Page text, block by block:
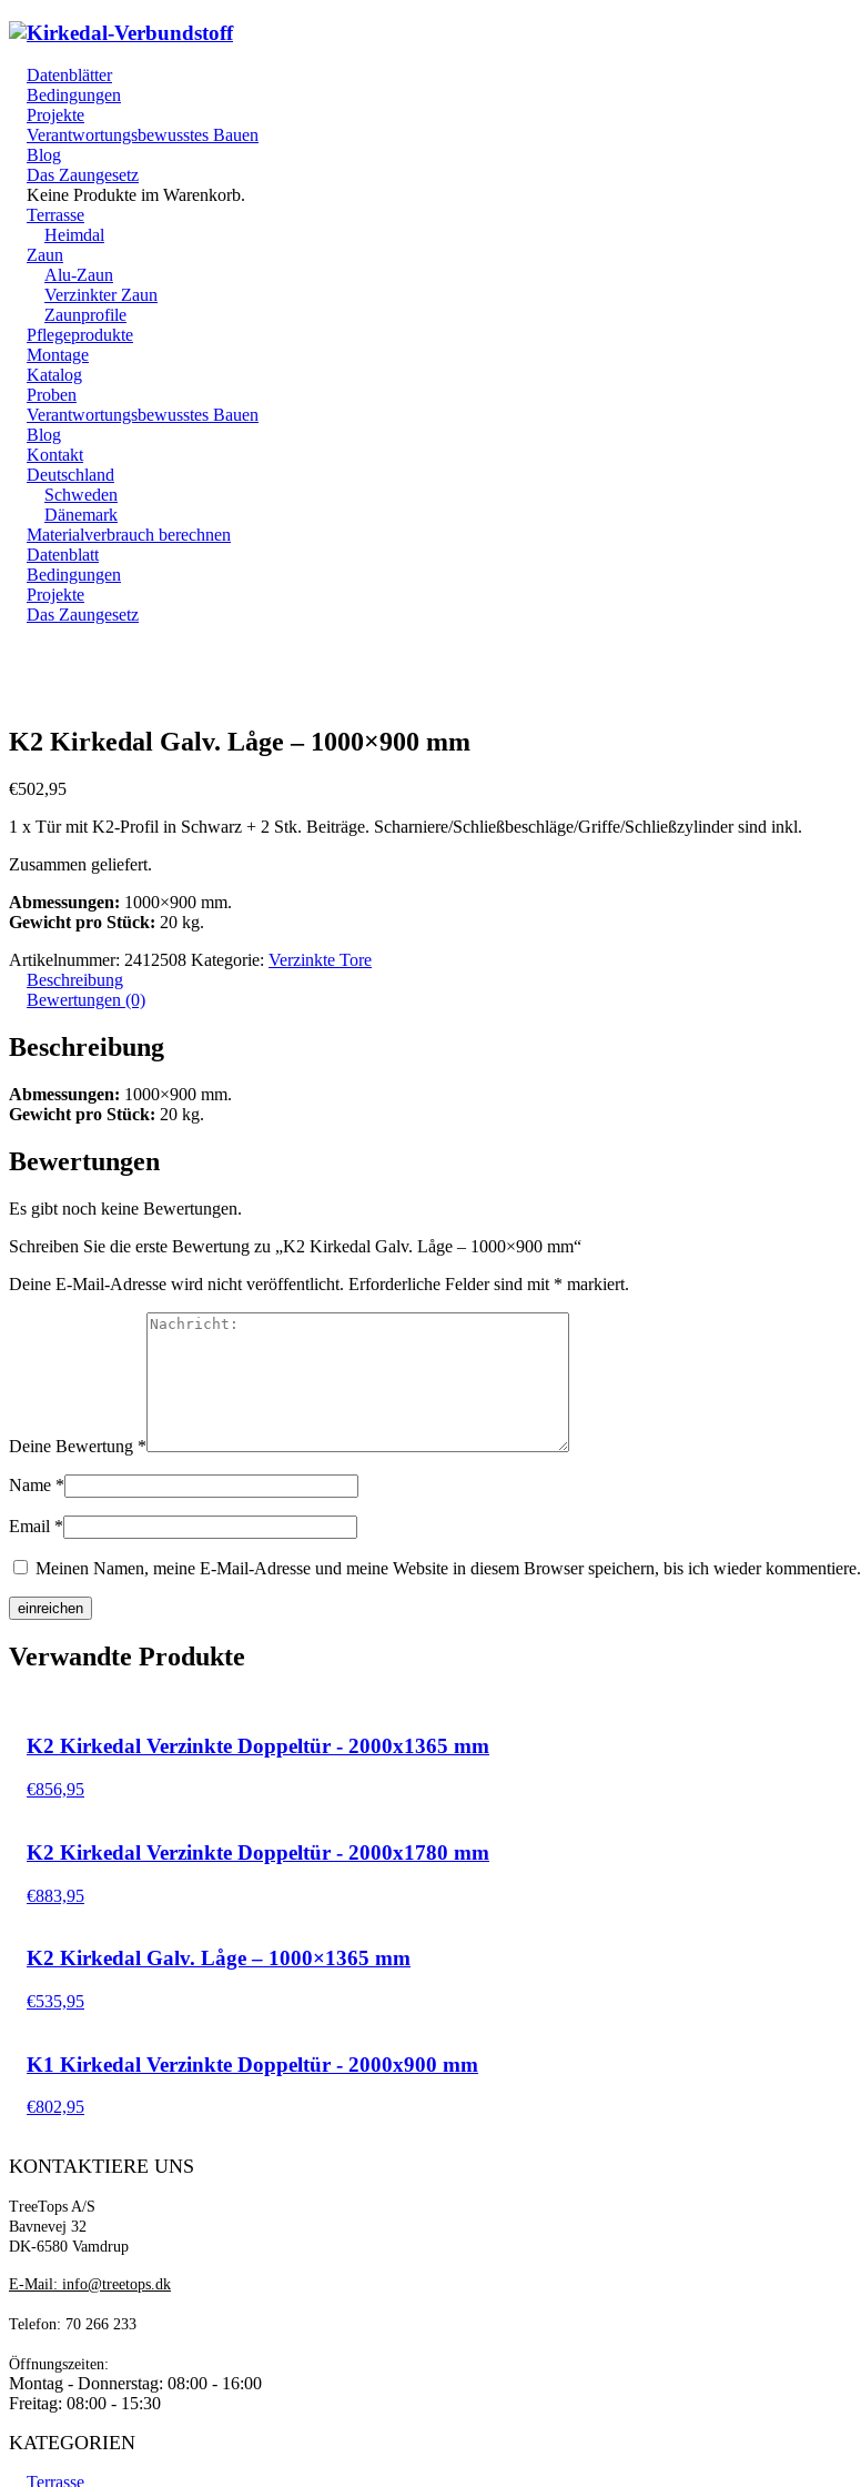
Datenblätter
Bedingungen
Projekte
Verantwortungsbewusstes Bauen
Blog
Das Zaungesetz
Keine Produkte im Warenkorb.
Terrasse
Heimdal
Zaun
Alu-Zaun
Verzinkter Zaun
Zaunprofile
Pflegeprodukte
Montage
Katalog
Proben
Verantwortungsbewusstes Bauen
Blog
Kontakt
Deutschland
Schweden
Dänemark
Materialverbrauch berechnen
Datenblatt
Bedingungen
Projekte
Das Zaungesetz
K2 Kirkedal Galv. Låge – 1000×900 mm
€502,95
1 x Tür mit K2-Profil in Schwarz + 2 Stk. Beiträge. Scharniere/Schließbeschläge/Griffe/Schließzylinder sind inkl.
Zusammen geliefert.
Abmessungen: 1000×900 mm.
Gewicht pro Stück: 20 kg.
Artikelnummer: 2412508 Kategorie: Verzinkte Tore
Beschreibung
Bewertungen (0)
Beschreibung
Abmessungen: 1000×900 mm.
Gewicht pro Stück: 20 kg.
Bewertungen
Es gibt noch keine Bewertungen.
Schreiben Sie die erste Bewertung zu „K2 Kirkedal Galv. Låge – 1000×900 mm“
Deine E-Mail-Adresse wird nicht veröffentlicht. Erforderliche Felder sind mit * markiert.
Deine Bewertung *
Name *
Email *
Meinen Namen, meine E-Mail-Adresse und meine Website in diesem Browser speichern, bis ich wieder kommentiere.
Verwandte Produkte
K2 Kirkedal Verzinkte Doppeltür - 2000x1365 mm
€856,95
K2 Kirkedal Verzinkte Doppeltür - 2000x1780 mm
€883,95
K2 Kirkedal Galv. Låge – 1000×1365 mm
€535,95
K1 Kirkedal Verzinkte Doppeltür - 2000x900 mm
€802,95
KONTAKTIERE UNS
TreeTops A/S
Bavnevej 32
DK-6580 Vamdrup
E-Mail: info@treetops.dk
Telefon: 70 266 233
Öffnungszeiten:
Montag - Donnerstag: 08:00 - 16:00
Freitag: 08:00 - 15:30
KATEGORIEN
Terrasse